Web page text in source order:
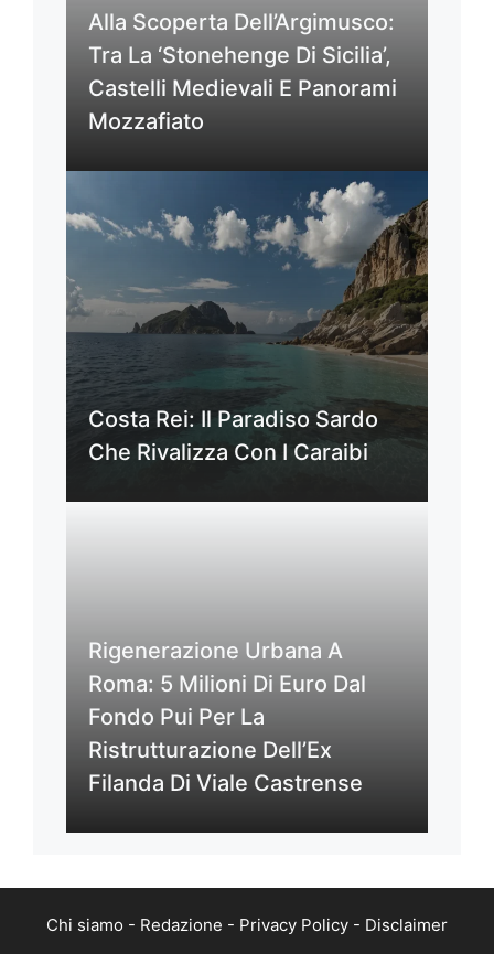
Alla Scoperta Dell’Argimusco:
Tra La ‘Stonehenge Di Sicilia’,
Castelli Medievali E Panorami
Mozzafiato
Costa Rei: Il Paradiso Sardo
Che Rivalizza Con I Caraibi
Rigenerazione Urbana A
Roma: 5 Milioni Di Euro Dal
Fondo Pui Per La
Ristrutturazione Dell’Ex
Filanda Di Viale Castrense
Chi siamo - Redazione - Privacy Policy - Disclaimer